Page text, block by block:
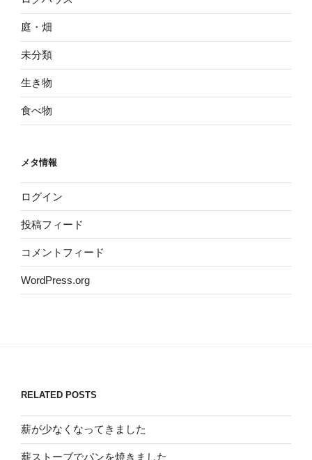
庭・畑
未分類
生き物
食べ物
メタ情報
ログイン
投稿フィード
コメントフィード
WordPress.org
RELATED POSTS
薪が少なくなってきました
薪ストーブでパンを焼きました